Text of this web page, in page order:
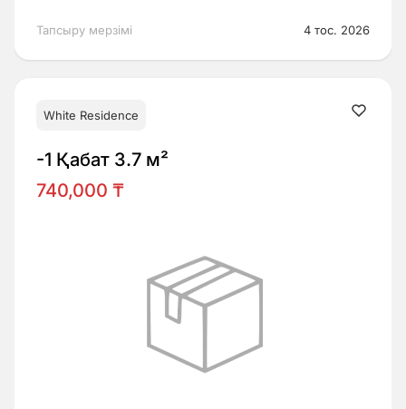
Тапсыру мерзімі 4 тос. 2026
White Residence
-1 Қабат 3.7 м²
740,000 ₸